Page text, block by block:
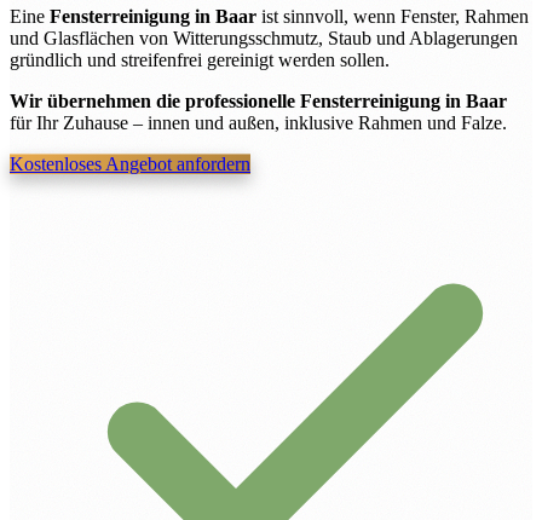
Eine Fensterreinigung in Baar ist sinnvoll, wenn Fenster, Rahmen
und Glasflächen von Witterungsschmutz, Staub und Ablagerungen
gründlich und streifenfrei gereinigt werden sollen.
Wir übernehmen die professionelle Fensterreinigung in Baar
für Ihr Zuhause – innen und außen, inklusive Rahmen und Falze.
Kostenloses Angebot anfordern